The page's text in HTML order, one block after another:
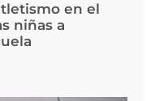
en el
niñas a